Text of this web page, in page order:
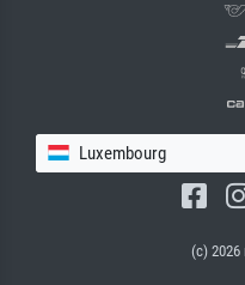
Luxembourg
(c) 2026